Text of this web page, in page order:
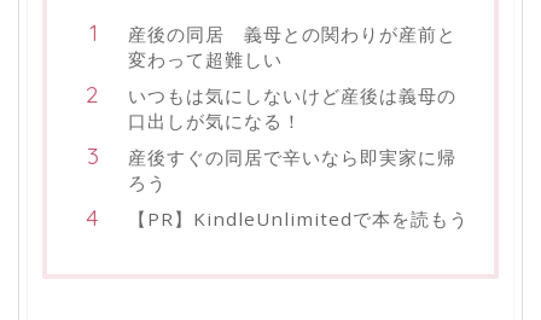
産後の同居 義母との関わりが産前と
変わって超難しい
いつもは気にしないけど産後は義母の
口出しが気になる！
産後すぐの同居で辛いなら即実家に帰
ろう
【PR】KindleUnlimitedで本を読もう